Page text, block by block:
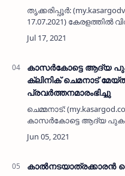
തൃക്കരിപ്പൂർ:
17.07.2021)
നടത്തുന്ന കാരുണ്യ
മാതൃകാപരവും
കാസർകോട്ടെ ആദ്യ
ക്ലിനിക് ചെമനാട്
പ്രവർത്തനമാരംഭിച്ചു
ചെമ്മനാട്:
കാസർകോട്ടെ ആദ്യ
ചെമനാട് മേയ്ത്രയിൽ
ലോകപുകയില വിരുദ്ധ
കാൽനടയാത്രക്കാരൻ